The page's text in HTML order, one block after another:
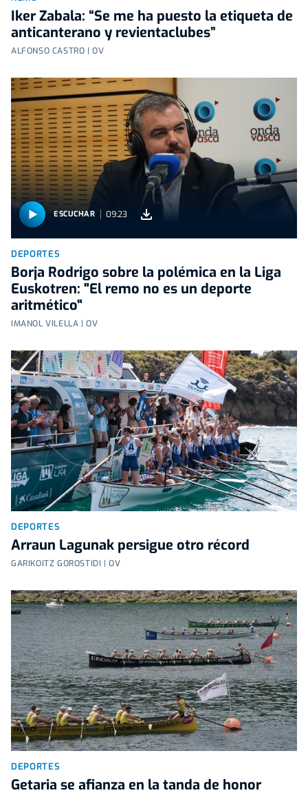
Iker Zabala: “Se me ha puesto la etiqueta de
anticanterano y revientaclubes”
ALFONSO CASTRO | OV
ESCUCHAR 09:23
DEPORTES
Borja Rodrigo sobre la polémica en la Liga
Euskotren: "El remo no es un deporte
aritmético"
IMANOL VILELLA | OV
DEPORTES
Arraun Lagunak persigue otro récord
GARIKOITZ GOROSTIDI | OV
DEPORTES
Getaria se afianza en la tanda de honor